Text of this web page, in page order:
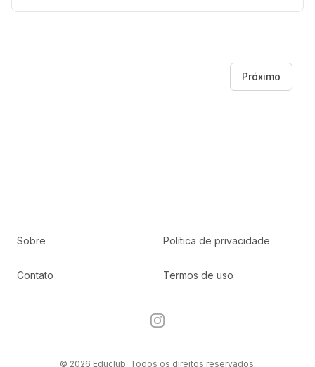
Próximo
Sobre
Contato
Política de privacidade
Termos de uso
Instagram
© 2026 Educlub. Todos os direitos reservados.